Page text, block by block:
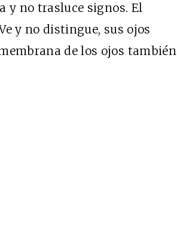
y no trasluce signos. El
y no distingue, sus ojos
de los ojos también